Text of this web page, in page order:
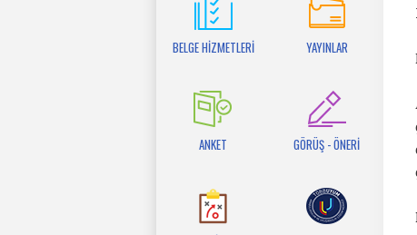
BELGE HİZMETLERİ YAYINLAR
ANKET GÖRÜŞ - ÖNERİ